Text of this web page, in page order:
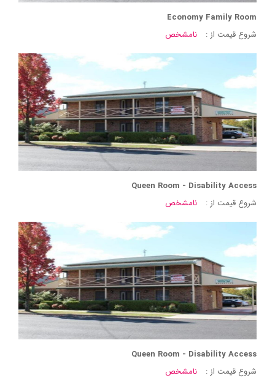
Economy Family Room
شروع قیمت از :
نامشخص
Queen Room - Disability Access
شروع قیمت از :
نامشخص
Queen Room - Disability Access
شروع قیمت از :
نامشخص